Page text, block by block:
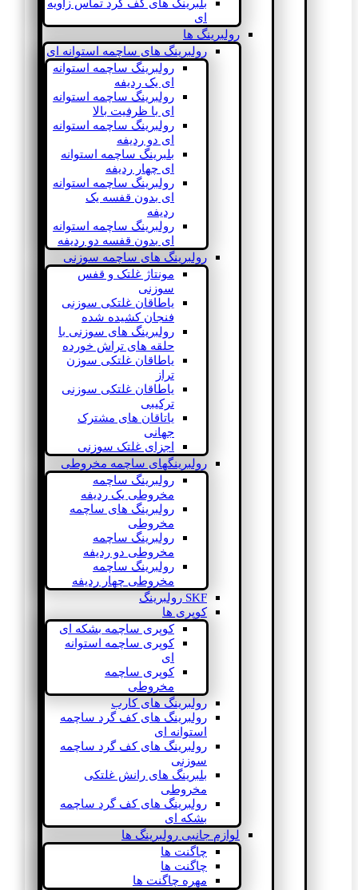
بلبرینگ های کف گرد تماس زاویه
ای
رولبرینگ ها
رولبرینگ های ساچمه استوانه ای
رولبرینگ ساچمه استوانه
ای یک ردیفه
رولبرینگ ساچمه استوانه
ای با ظرفیت بالا
رولبرینگ ساچمه استوانه
ای دو ردیفه
بلبرینگ ساچمه استوانه
ای چهار ردیفه
رولبرینگ ساچمه استوانه
ای بدون قفسه یک
ردیفه
رولبرینگ ساچمه استوانه
ای بدون قفسه دو ردیفه
رولبرینگ های ساچمه سوزنی
مونتاژ غلتک و قفس
سوزنی
یاطاقان غلتکی سوزنی
فنجان کشیده شده
رولبرینگ های سوزنی با
حلقه های تراش خورده
یاطاقان غلتکی سوزن
تراز
یاطاقان غلتکی سوزنی
ترکیبی
یاتاقان های مشترک
جهانی
اجزای غلتک سوزنی
رولبرینگهای ساچمه مخروطی
رولبرینگ ساچمه
مخروطی یک ردیفه
رولبرینگ های ساچمه
مخروطی
رولبرینگ ساچمه
مخروطی دو ردیفه
رولبرینگ ساچمه
مخروطی چهار ردیفه
SKF رولبرینگ
کوپری ها
کوپری ساچمه بشکه ای
کوپری ساچمه استوانه
ای
کوپری ساچمه
مخروطی
رولبرینگ های کارب
رولبرینگ های کف گرد ساچمه
استوانه ای
رولبرینگ های کف گرد ساچمه
سوزنی
بلبرینگ های رانش غلتکی
مخروطی
رولبرینگ های کف گرد ساچمه
بشکه ای
لوازم جانبی رولبرینگ ها
چاگنت ها
چاگنت ها
مهره چاگنت ها